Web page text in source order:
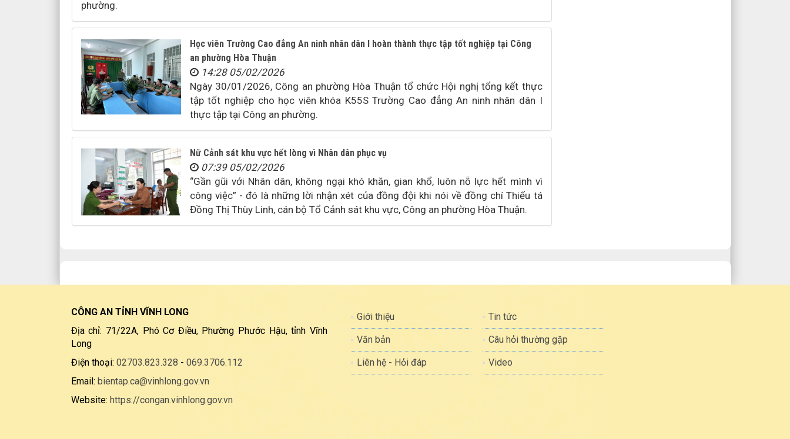
phường.
Học viên Trường Cao đẳng An ninh nhân dân I hoàn thành thực tập tốt nghiệp tại Công
an phường Hòa Thuận
14:28 05/02/2026
Ngày 30/01/2026, Công an phường Hòa Thuận tổ chức Hội nghị tổng kết thực
tập tốt nghiệp cho học viên khóa K55S Trường Cao đẳng An ninh nhân dân I
thực tập tại Công an phường.
Nữ Cảnh sát khu vực hết lòng vì Nhân dân phục vụ
07:39 05/02/2026
“Gần gũi với Nhân dân, không ngại khó khăn, gian khổ, luôn nỗ lực hết mình vì
công việc” - đó là những lời nhận xét của đồng đội khi nói về đồng chí Thiếu tá
Đồng Thị Thùy Linh, cán bộ Tổ Cảnh sát khu vực, Công an phường Hòa Thuận.
CÔNG AN TỈNH VĨNH LONG
Địa chỉ: 71/22A, Phó Cơ Điều, Phường Phước Hậu, tỉnh Vĩnh
Long
Điện thoại: 02703.823.328 - 069.3706.112
Email: bientap.ca@vinhlong.gov.vn
Website: https://congan.vinhlong.gov.vn
Giới thiệu Tin tức
Văn bản Câu hỏi thường gặp
Liên hệ - Hỏi đáp Video